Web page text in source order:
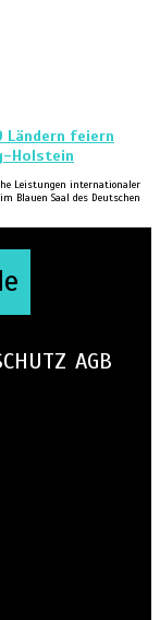
Ländern feiern
Holstein
Leistungen internationaler
Blauen Saal des Deutschen
AGB